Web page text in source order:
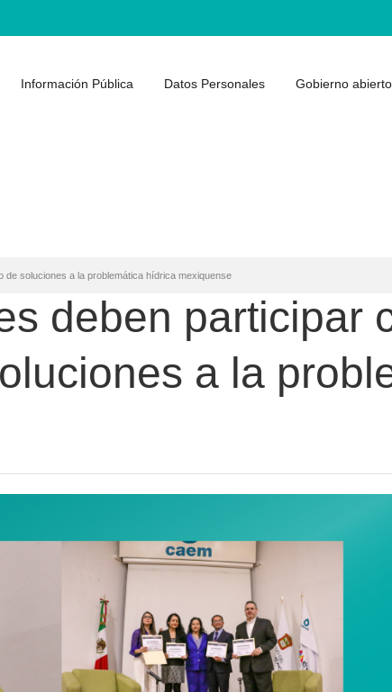
Información Pública Datos Personales Gobierno abierto
soluciones a la problemática hídrica mexiquense
deben participar
a la